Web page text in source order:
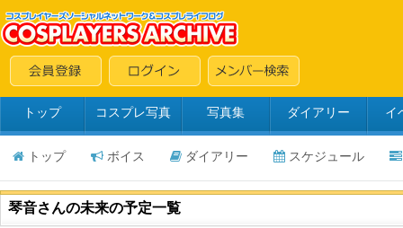
トップ コスプレ写真 写真集 ダイアリー イ
トップ ボイス ダイアリー スケジュール
琴音さんの未来の予定一覧